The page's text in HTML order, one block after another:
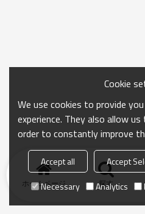
ホームページ 探す
Cookie
We use cookies to provide
experience. They also allow
order to constantly improve
Accept all Accept
Necessary
Analytics